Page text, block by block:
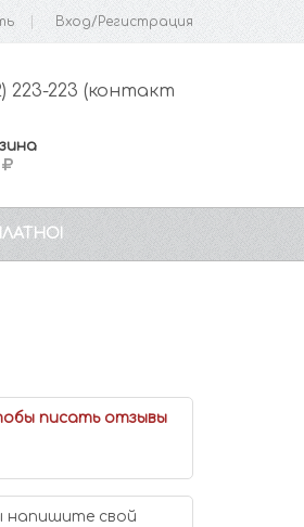
Вход/Регистрация
223-223 (контакт
писать отзывы
напишите свой